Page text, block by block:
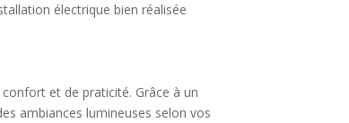
électrique bien réalisée
et de praticité. Grâce à un
ambiances lumineuses selon vos